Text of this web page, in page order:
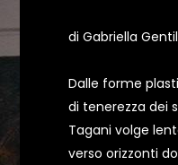
di Gabriella
Dalle forme
di tenerezza dei
Tagani volge
verso orizzonti